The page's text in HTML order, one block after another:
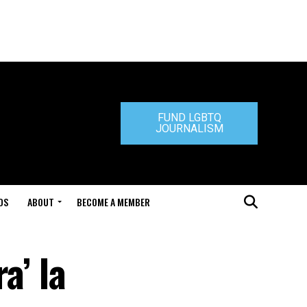
FUND LGBTQ
JOURNALISM
ABOUT BECOME A MEMBER
la